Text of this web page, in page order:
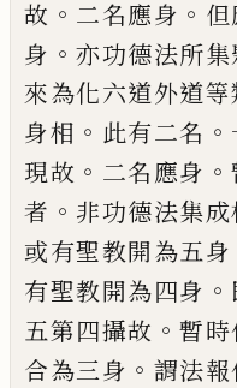
故 。 二名應身 。 但
身 。亦功德法所集
來為化六道外道等
身相 。 此有二名 。
現故 。 二名應身 。
者 。 非功德法集成
或有聖教開為五身
有聖教開為四身 。
五第四攝故 。暫時
合為三身 。 謂法報